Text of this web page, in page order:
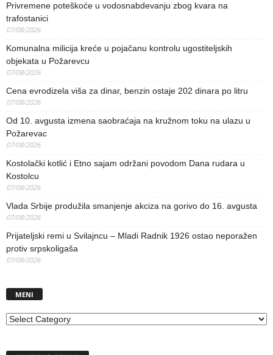
Privremene poteškoće u vodosnabdevanju zbog kvara na
trafostanici
07/08/2026
Komunalna milicija kreće u pojačanu kontrolu ugostiteljskih
objekata u Požarevcu
07/08/2026
Cena evrodizela viša za dinar, benzin ostaje 202 dinara po litru
07/08/2026
Od 10. avgusta izmena saobraćaja na kružnom toku na ulazu u
Požarevac
07/08/2026
Kostolački kotlić i Etno sajam održani povodom Dana rudara u
Kostolcu
07/08/2026
Vlada Srbije produžila smanjenje akciza na gorivo do 16. avgusta
07/08/2026
Prijateljski remi u Svilajncu – Mladi Radnik 1926 ostao neporažen
protiv srpskoligaša
07/08/2026
MENI
MENI